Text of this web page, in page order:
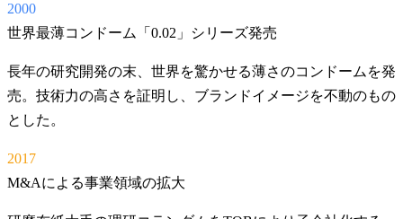
2000
世界最薄コンドーム「0.02」シリーズ発売
長年の研究開発の末、世界を驚かせる薄さのコンドームを発
売。技術力の高さを証明し、ブランドイメージを不動のもの
とした。
2017
M&Aによる事業領域の拡大